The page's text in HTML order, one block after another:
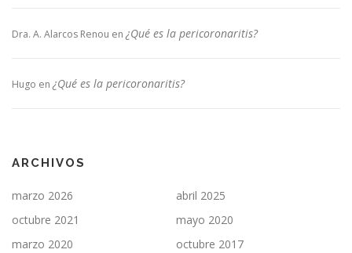
Dra. A. Alarcos Renou en¿Qué es la pericoronaritis?
Hugo en¿Qué es la pericoronaritis?
ARCHIVOS
marzo 2026
abril 2025
octubre 2021
mayo 2020
marzo 2020
octubre 2017